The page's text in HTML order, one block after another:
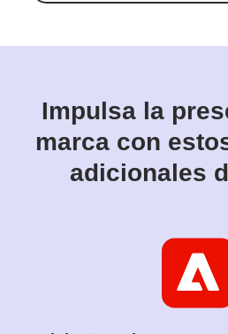
Impulsa la
marca con
adicionales